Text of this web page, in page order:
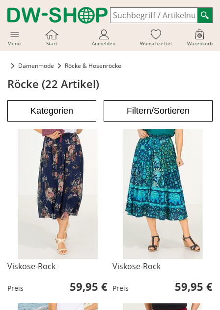
Menü Start Anmelden Wunschzettel Warenkorb
Damenmode Röcke & Hosenröcke
Röcke (22 Artikel)
Kategorien Filtern/Sortieren
Viskose-Rock
Preis 59,95 €
Viskose-Rock
Preis 59,95 €